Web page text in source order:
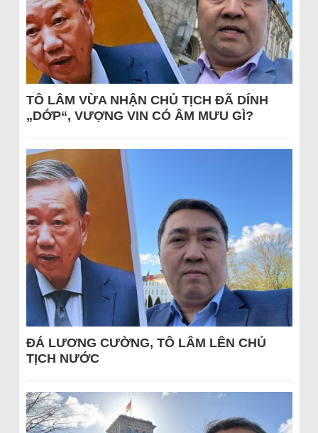
TÔ LÂM VỪA NHẬN CHỦ TỊCH ĐÃ DÍNH
„DỚP“, VƯỢNG VIN CÓ ÂM MƯU GÌ?
ĐÁ LƯƠNG CƯỜNG, TÔ LÂM LÊN CHỦ
TỊCH NƯỚC